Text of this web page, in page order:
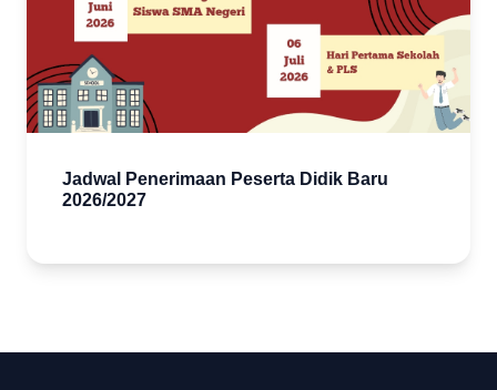
Jadwal Penerimaan Peserta Didik Baru
2026/2027